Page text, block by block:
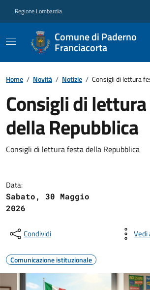
Regione Lombardia
Comune di Paderno
Franciacorta
Home / Novità / Notizie / Consigli di lettura
Consigli di
della Repubblica
Consigli di lettura festa della Repubblica
Data:
Sabato, 30 Maggio
2026
Condividi Vedi
Comunicazione istituzionale